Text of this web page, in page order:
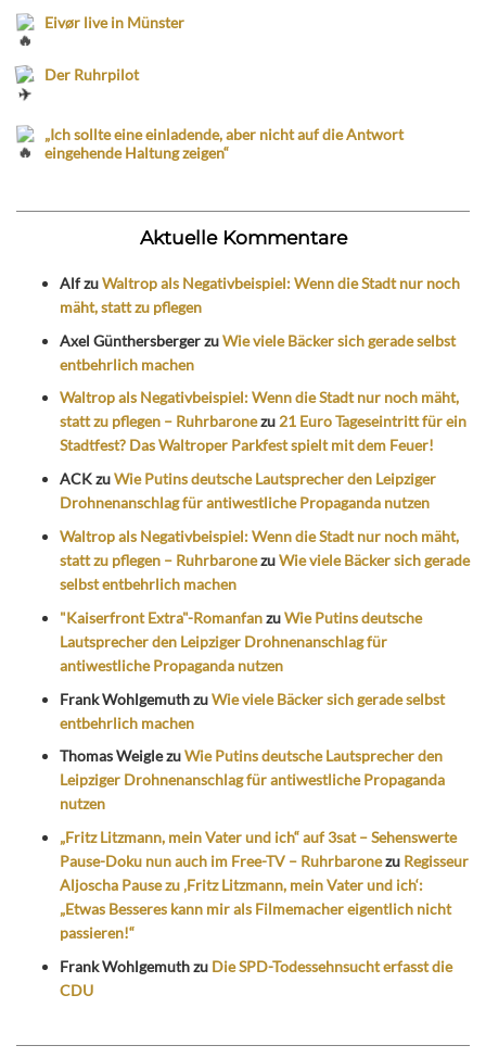
Eivør live in Münster
Der Ruhrpilot
„Ich sollte eine einladende, aber nicht auf die Antwort
eingehende Haltung zeigen“
Aktuelle Kommentare
AlfzuWaltrop als Negativbeispiel: Wenn die Stadt nur noch
mäht, statt zu pflegen
Axel GünthersbergerzuWie viele Bäcker sich gerade selbst
entbehrlich machen
Waltrop als Negativbeispiel: Wenn die Stadt nur noch mäht,
statt zu pflegen – Ruhrbaronezu 21 Euro Tageseintritt für ein
Stadtfest? Das Waltroper Parkfest spielt mit dem Feuer!
ACKzuWie Putins deutsche Lautsprecher den Leipziger
Drohnenanschlag für antiwestliche Propaganda nutzen
Waltrop als Negativbeispiel: Wenn die Stadt nur noch mäht,
statt zu pflegen – RuhrbaronezuWie viele Bäcker sich gerade
selbst entbehrlich machen
"Kaiserfront Extra"-RomanfanzuWie Putins deutsche
Lautsprecher den Leipziger Drohnenanschlag für
antiwestliche Propaganda nutzen
Frank WohlgemuthzuWie viele Bäcker sich gerade selbst
entbehrlich machen
Thomas WeiglezuWie Putins deutsche Lautsprecher den
Leipziger Drohnenanschlag für antiwestliche Propaganda
nutzen
„Fritz Litzmann, mein Vater und ich“ auf 3sat – Sehenswerte
Pause-Doku nun auch im Free-TV – Ruhrbaronezu Regisseur
Aljoscha Pause zu ‚Fritz Litzmann, mein Vater und ich‘:
„Etwas Besseres kann mir als Filmemacher eigentlich nicht
passieren!“
Frank Wohlgemuthzu Die SPD-Todessehnsucht erfasst die
CDU